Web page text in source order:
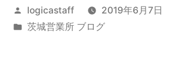
投
稿
logicastaff
2019年6月7日
カ
茨城営業所 ブログ